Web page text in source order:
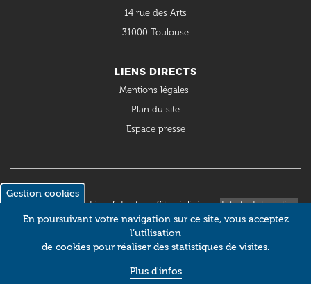
14 rue des Arts
31000 Toulouse
LIENS DIRECTS
Mentions légales
Plan du site
Espace presse
© 2018 Occitanie Livre & Lecture. Site réalisé parIntuitiv Interactive
Gestion cookies
En poursuivant votre navigation sur ce site, vous acceptez
l’utilisation
de cookies pour réaliser des statistiques de visites.
Plus d'infos